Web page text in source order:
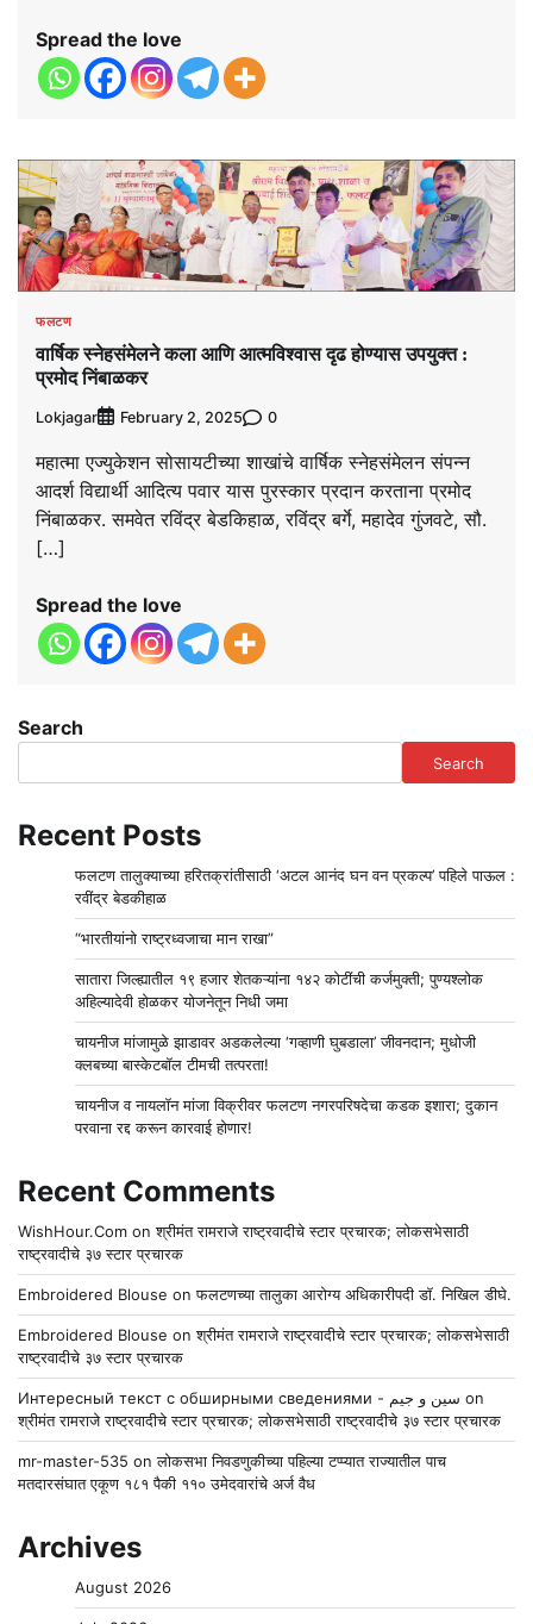
Spread the love
फलटण
वार्षिक स्नेहसंमेलने कला आणि आत्मविश्‍वास दृढ होण्यास उपयुक्त :
प्रमोद निंबाळकर
Lokjagar February 2, 2025 0
महात्मा एज्युकेशन सोसायटीच्या शाखांचे वार्षिक स्नेहसंमेलन संपन्न
आदर्श विद्यार्थी आदित्य पवार यास पुरस्कार प्रदान करताना प्रमोद
निंबाळकर. समवेत रविंद्र बेडकिहाळ, रविंद्र बर्गे, महादेव गुंजवटे, सौ.
[…]
Spread the love
Search
Search
Recent Posts
फलटण तालुक्याच्या हरितक्रांतीसाठी ‘अटल आनंद घन वन प्रकल्प’ पहिले पाऊल :
रवींद्र बेडकीहाळ
“भारतीयांनो राष्ट्रध्वजाचा मान राखा”
सातारा जिल्ह्यातील १९ हजार शेतकऱ्यांना १४२ कोटींची कर्जमुक्ती; पुण्यश्लोक
अहिल्यादेवी होळकर योजनेतून निधी जमा
चायनीज मांजामुळे झाडावर अडकलेल्या ‘गव्हाणी घुबडाला’ जीवनदान; मुधोजी
क्लबच्या बास्केटबॉल टीमची तत्परता!
चायनीज व नायलॉन मांजा विक्रीवर फलटण नगरपरिषदेचा कडक इशारा; दुकान
परवाना रद्द करून कारवाई होणार!
Recent Comments
WishHour.Com onश्रीमंत रामराजे राष्ट्रवादीचे स्टार प्रचारक; लोकसभेसाठी
राष्ट्रवादीचे ३७ स्टार प्रचारक
Embroidered Blouse onफलटणच्या तालुका आरोग्य अधिकारीपदी डॉ. निखिल डीघे.
Embroidered Blouse onश्रीमंत रामराजे राष्ट्रवादीचे स्टार प्रचारक; लोकसभेसाठी
राष्ट्रवादीचे ३७ स्टार प्रचारक
Интересный текст с обширными сведениями - سين و جيم on
श्रीमंत रामराजे राष्ट्रवादीचे स्टार प्रचारक; लोकसभेसाठी राष्ट्रवादीचे ३७ स्टार प्रचारक
mr-master-535 onलोकसभा निवडणुकीच्या पहिल्या टप्प्यात राज्यातील पाच
मतदारसंघात एकूण १८१ पैकी ११० उमेदवारांचे अर्ज वैध
Archives
August 2026